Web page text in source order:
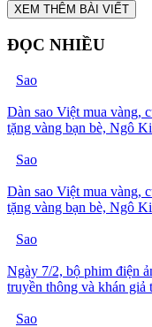
XEM THÊM BÀI VIẾT
ĐỌC NHIỀU
Sao
Dàn sao Việt mua vàng,
tặng vàng bạn bè, Ngô
Sao
Dàn sao Việt mua vàng,
tặng vàng bạn bè, Ngô
Sao
Ngày 7/2, bộ phim điện
truyền thông và khán giả
Sao